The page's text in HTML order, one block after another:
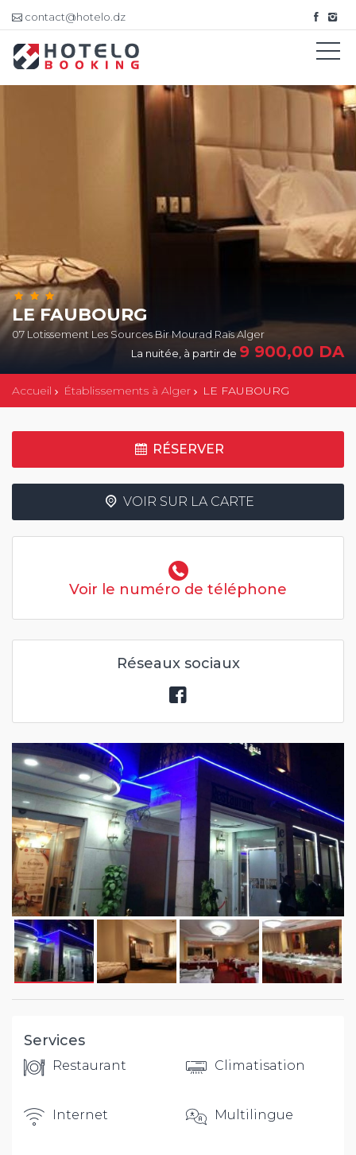
contact@hotelo.dz
LE FAUBOURG
07 Lotissement Les Sources Bir Mourad Raïs Alger
La nuitée, à partir de 9 900,00 DA
Accueil Établissements à Alger LE FAUBOURG
RÉSERVER
VOIR SUR LA CARTE
Voir le numéro de téléphone
Réseaux sociaux
Services
Restaurant
Internet
Climatisation
Multilingue